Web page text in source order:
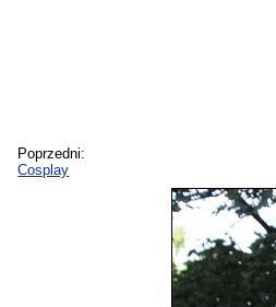
Poprzedni:
Cosplay